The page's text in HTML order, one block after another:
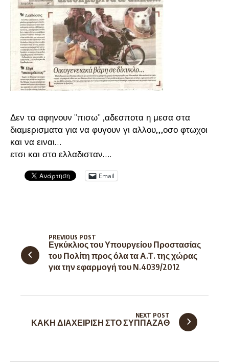
Δεν τα αφηνουν ”πισω” ,αδεσποτα η μεσα στα
διαμερισματα για να φυγουν γι αλλου,,,οσο φτωχοι
και να ειναι…
ετσι και στο ελλαδισταν….
Email
Εγκύκλιος του Υπουργείου Προστασίας
του Πολίτη προς όλα τα Α.Τ. της χώρας
για την εφαρμογή του Ν.4039/2012
PREVIOUS POST
ΚΑΚΗ ΔΙΑΧΕΙΡΙΣΗ ΣΤΟ ΣΥΠΠΑΖΑΘ
NEXT POST